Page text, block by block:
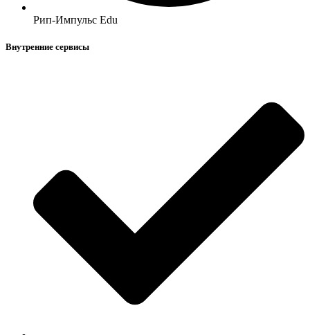
Рип-Импульс Edu
Внутренние сервисы